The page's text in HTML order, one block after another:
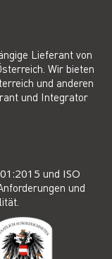
Lieferant von
Wir bieten
und anderen
und Integrator
und ISO
und